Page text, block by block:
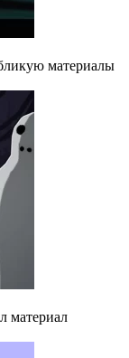
материалы
материал